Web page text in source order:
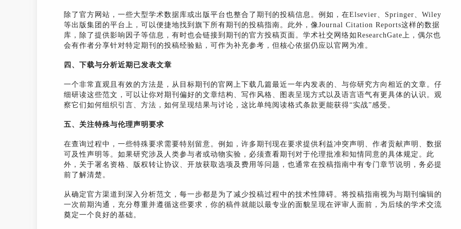
除了官方网站，一些大型学术数据库或出版平台也整合了期刊的投稿信息。例如，在Elsevier、Springer、Wiley
等出版集团的平台上，可以便捷地找到旗下所有期刊的投稿指南。此外，像Journal Citation Reports这样的数据
库，除了提供影响因子等信息，有时也会链接到期刊的官方投稿页面。学术社交网络如ResearchGate上，偶尔也
会有作者分享针对特定期刊的投稿经验贴，可作为补充参考，但核心依据仍应以官网为准。
四、下载与分析近期已发表文章
一个非常直观且有效的方法是，从目标期刊的官网上下载几篇最近一年内发表的、与你研究方向相近的文章。仔
细研读这些范文，可以让你对期刊偏好的文章结构、写作风格、图表呈现方式以及语言语气有更具体的认识。观
察它们如何组织引言、方法，如何呈现结果与讨论，这比单纯阅读格式条款更能获得“实战”感受。
五、关注特殊与伦理声明要求
在查询过程中，一些特殊要求需要特别留意。例如，许多期刊现在要求提供利益冲突声明、作者贡献声明、数据
可及性声明等。如果研究涉及人类参与者或动物实验，必须查看期刊对于伦理批准和知情同意的具体规定。此
外，关于署名资格、版权转让协议、开放获取选项及费用等问题，也通常在投稿指南中有专门章节说明，务必提
前了解清楚。
从确定官方渠道到深入分析范文，每一步都是为了减少投稿过程中的技术性障碍。将投稿指南视为与期刊编辑的
一次前期沟通，充分尊重并遵循这些要求，你的稿件就能以最专业的面貌呈现在评审人面前，为后续的学术交流
奠定一个良好的基础。